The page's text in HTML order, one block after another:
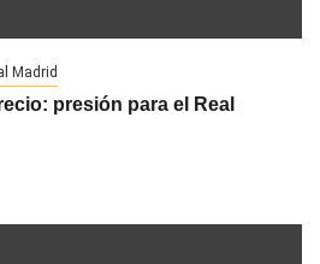
Madrid
presión para el Real